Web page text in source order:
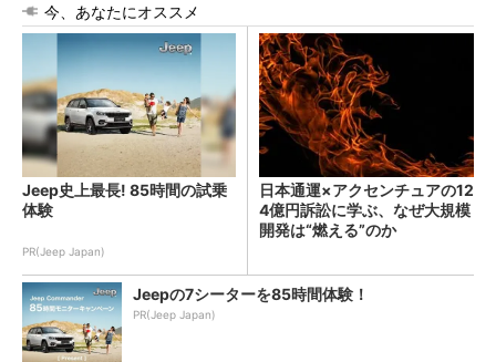
今、あなたにオススメ
Jeep史上最長! 85時間の試乗
体験
PR(Jeep Japan)
日本通運×アクセンチュアの12
4億円訴訟に学ぶ、なぜ大規模
開発は“燃える”のか
Jeepの7シーターを85時間体験！
PR(Jeep Japan)